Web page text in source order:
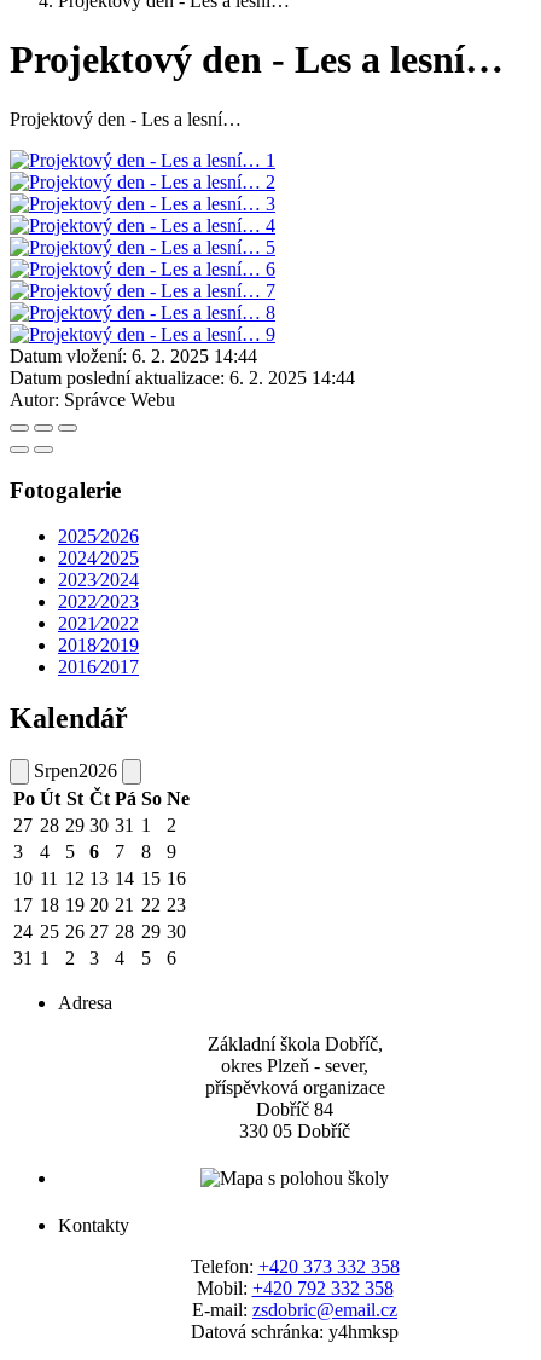
Projektový den - Les a lesní…
Projektový den - Les a lesní…
Datum vložení: 6. 2. 2025 14:44
Datum poslední aktualizace: 6. 2. 2025 14:44
Autor: Správce Webu
Fotogalerie
2025⁄2026
2024⁄2025
2023⁄2024
2022⁄2023
2021⁄2022
2018⁄2019
2016⁄2017
Kalendář
Srpen2026
Po Út St Čt Pá So Ne
27 28 29 30 31 1
2
3
4 5 6 7 8
9
10 11 12 13 14 15 16
17 18 19 20 21 22 23
24 25 26 27 28 29 30
31 1 2 3 4 5 6
Adresa
Základní škola Dobříč,
okres Plzeň - sever,
příspěvková organizace
Dobříč 84
330 05 Dobříč
Kontakty
Telefon: +420 373 332 358
Mobil: +420 792 332 358
E-mail: zsdobric@email.cz
Datová schránka: y4hmksp